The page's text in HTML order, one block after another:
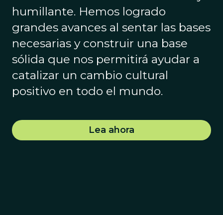
humillante. Hemos logrado
grandes avances al sentar las bases
necesarias y construir una base
sólida que nos permitirá ayudar a
catalizar un cambio cultural
positivo en todo el mundo.
Lea ahora